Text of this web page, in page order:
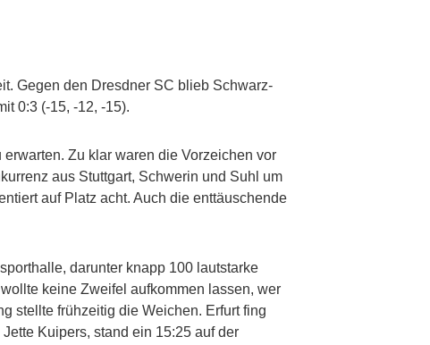
Gegen den Dresdner SC blieb Schwarz-
0:3 (-15, -12, -15).
Zu klar waren die Vorzeichen vor
aus Stuttgart, Schwerin und Suhl um
auf Platz acht. Auch die enttäuschende
darunter knapp 100 lautstarke
keine Zweifel aufkommen lassen, wer
stellte frühzeitig die Weichen. Erfurt fing
Kuipers, stand ein 15:25 auf der